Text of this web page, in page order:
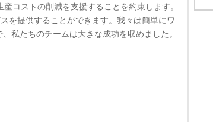
コストの削減を支援することを約束します。
を提供することができます。我々は簡単にワ
私たちのチームは大きな成功を収めました。